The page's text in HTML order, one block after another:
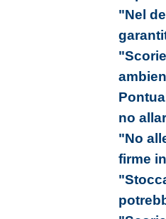
"Nel
no
"No
firme